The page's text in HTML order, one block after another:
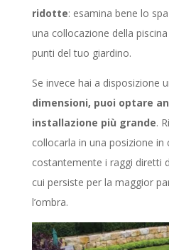
ridotte: esamina bene lo
una collocazione della
punti del tuo giardino.
Se invece hai a disposizione
dimensioni, puoi optare
installazione più grande.
collocarla in una posizione in
costantemente i raggi diretti
cui persiste per la maggior
l’ombra.